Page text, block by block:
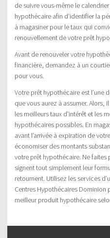
de suivre vous-même le
hypothécaire afin d’identifier la
à magasiner pour le taux qui
renouvellement de votre prêt
Avant de renouveler votre
financière, demandez à un
pour vous.
Votre prêt hypothécaire est l’une
que vous aurez à assumer. Alors,
les meilleurs taux d’intérêt et les
hypothécaires possibles. En
avant l’arrivée à expiration de
économiser des montants
votre prêt hypothécaire. Ne faites
signent tout simplement leur
retournent. Utilisez les services
Centres Hypothécaires Dominion
meilleur produit hypothécaire